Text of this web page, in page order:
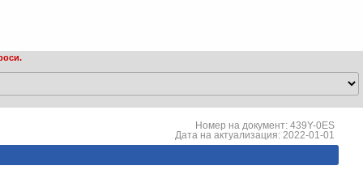
Номер на документ: 439Y-0ES
Дата на актуализация: 2022-01-01